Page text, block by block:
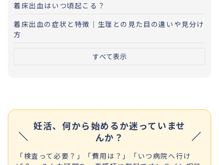
着床出血はいつ頃起こる？
着床出血の症状と特徴｜生理との見た目の違いや見分け
方
すべて表示
妊活、何から始めるか迷っていませ
んか？
「検査って必要？」「費用は？」「いつ病院へ行け